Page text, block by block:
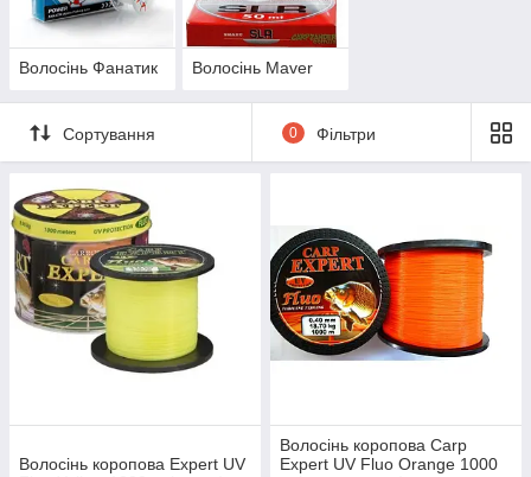
Волосінь Фанатик Волосінь Maver
Сортування 0 Фільтри
Волосінь коропова Expert UV
Волосінь коропова Carp
Expert UV Fluo Orange 1000